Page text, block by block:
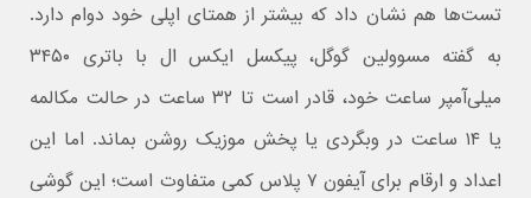
تست‌ها هم نشان داد که بیشتر از همتای اپلی خود دوام دارد.
به گفته مسوولین گوگل، پیکسل ایکس ال با باتری ۳۴۵۰
میلی‌آمپر ساعت خود، قادر است تا ۳۲ ساعت در حالت مکالمه
یا ۱۴ ساعت در وبگردی یا پخش موزیک روشن بماند. اما این
اعداد و ارقام برای آیفون ۷ پلاس کمی متفاوت است؛ این گوشی